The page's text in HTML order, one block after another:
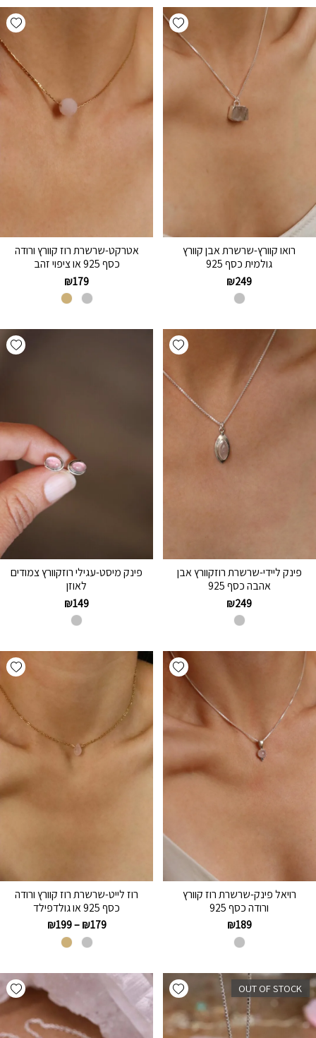
Add wishlist
רואו קוורץ-שרשרת אבן קוורץ
גולמית כסף 925
₪249
אטרקט-שרשרת רוז קוורץ ורודה
כסף 925 או ציפוי זהב
₪179
Add wishlist
פינק ליידי-שרשרת רוזקוורץ אבן
אהבה כסף 925
₪249
פינק מיסט-עגילי רוזקוורץ צמודים
לאוזן
₪149
Add wishlist
רויאל פינק-שרשרת רוז קוורץ
ורודה כסף 925
₪189
רוז לייט-שרשרת רוז קוורץ ורודה
כסף 925 או גולדפילד
₪179
–
₪199
Add wishlist OUT OF STOCK